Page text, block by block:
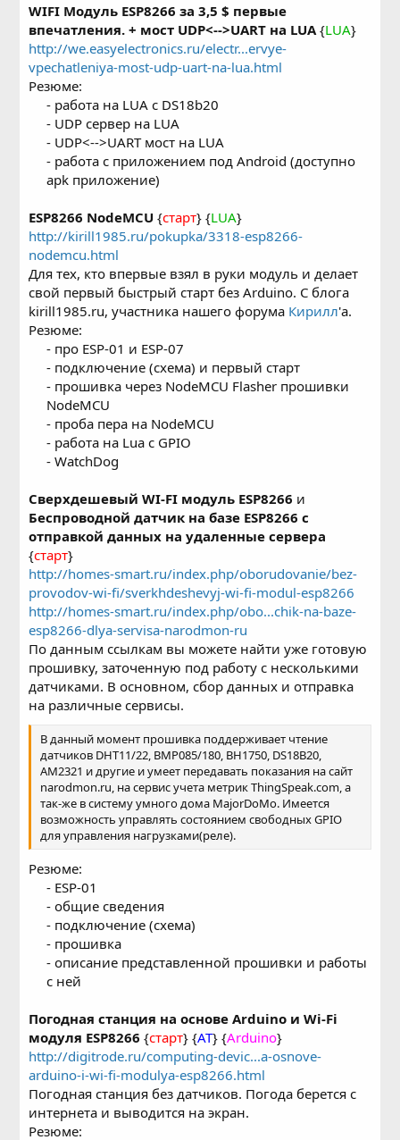
WIFI Модуль ESP8266 за 3,5 $ первые
впечатления. + мост UDP<-->UART на LUA {LUA}
http://we.easyelectronics.ru/electr...ervye-
vpechatleniya-most-udp-uart-na-lua.html
Резюме:
- работа на LUA с DS18b20
- UDP сервер на LUA
- UDP<-->UART мост на LUA
- работа с приложением под Android (доступно
apk приложение)​
ESP8266 NodeMCU {старт} {LUA}
http://kirill1985.ru/pokupka/3318-esp8266-
nodemcu.html
Для тех, кто впервые взял в руки модуль и делает
свой первый быстрый старт без Arduino. С блога
kirill1985.ru, участника нашего форума Кирилл'а.
Резюме:
- про ESP-01 и ESP-07
- подключение (схема) и первый старт
- прошивка через NodeMCU Flasher прошивки
NodeMCU
- проба пера на NodeMCU
- работа на Lua с GPIO
- WatchDog​
Сверхдешевый WI-FI модуль ESP8266 и
Беспроводной датчик на базе ESP8266 с
отправкой данных на удаленные сервера
{старт}
http://homes-smart.ru/index.php/oborudovanie/bez-
provodov-wi-fi/sverkhdeshevyj-wi-fi-modul-esp8266
http://homes-smart.ru/index.php/obo...chik-na-baze-
esp8266-dlya-servisa-narodmon-ru
По данным ссылкам вы можете найти уже готовую
прошивку, заточенную под работу с несколькими
датчиками. В основном, сбор данных и отправка
на различные сервисы.
В данный момент прошивка поддерживает чтение
датчиков DHT11/22, BMP085/180, BH1750, DS18B20,
AM2321 и другие и умеет передавать показания на сайт
narodmon.ru, на сервис учета метрик ThingSpeak.com, а
так-же в систему умного дома MajorDoMo. Имеется
возможность управлять состоянием свободных GPIO
для управления нагрузками(реле).
Резюме:
- ESP-01
- общие сведения
- подключение (схема)
- прошивка
- описание представленной прошивки и работы
с ней​
Погодная станция на основе Arduino и Wi-Fi
модуля ESP8266 {старт} {AT} {Arduino}
http://digitrode.ru/computing-devic...a-osnove-
arduino-i-wi-fi-modulya-esp8266.html
Погодная станция без датчиков. Погода берется с
интернета и выводится на экран.
Резюме: